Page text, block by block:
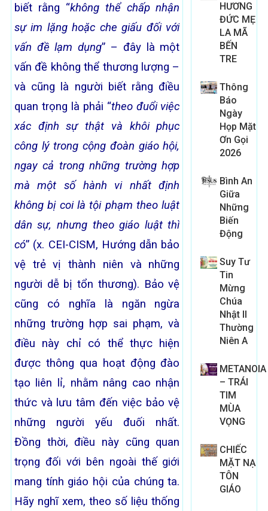
biết rằng “không thể chấp nhận
sự im lặng hoặc che giấu đối với
vấn đề lạm dụng” – đây là một
vấn đề không thể thương lượng –
và cũng là người biết rằng điều
quan trọng là phải “theo đuổi việc
xác định sự thật và khôi phục
công lý trong cộng đoàn giáo hội,
ngaycả trong những trường hợp
mà một số hành vi nhất định
không bị coi là tội phạm theo luật
dân sự, nhưng theo giáo luậtthì
có” (x. CEI-CISM, Hướng dẫn bảo
vệ trẻ vị thành niên và những
người dễ bị tổn thương). Bảo vệ
cũng có nghĩa là ngăn ngừa
những trường hợp sai phạm, và
điều này chỉ có thể thực hiện
được thông qua hoạt động đào
tạo liên lỉ, nhằm nâng cao nhận
thức và lưu tâm đến việc bảo vệ
những người yếu đuối nhất.
Đồng thời, điều này cũng quan
trọng đối với bên ngoài thế giới
mang tính giáo hội của chúng ta.
Hãy nghĩ xem, theo số liệu thống
HƯƠNG
ĐỨC MẸ
LA MÃ
BẾN
TRE
Thông
Báo
Ngày
Họp Mặt
Ơn Gọi
2026
Bình An
Giữa
Những
Biến
Động
Suy Tư
Tin
Mừng
Chúa
Nhật II
Thường
Niên A
METANOIA
– TRÁI
TIM
MÙA
VỌNG
CHIẾC
MẶT NẠ
TÔN
GIÁO